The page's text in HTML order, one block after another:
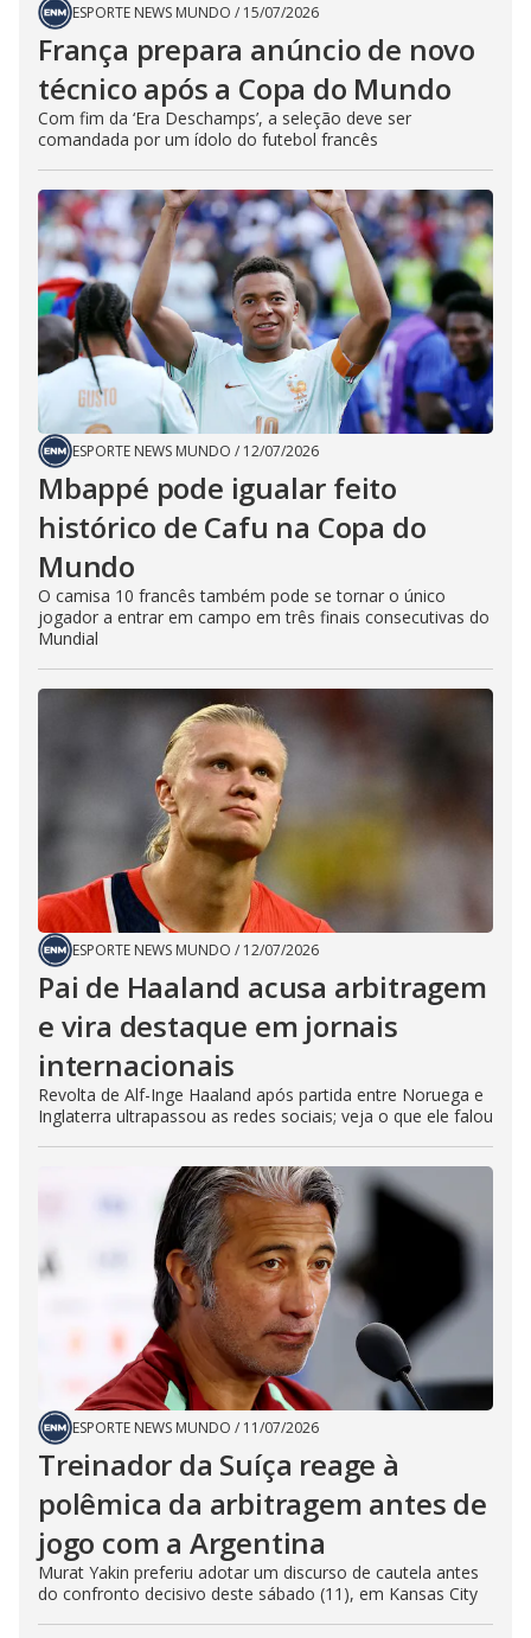
ESPORTE NEWS MUNDO / 15/07/2026
França prepara anúncio de novo
técnico após a Copa do Mundo
Com fim da ‘Era Deschamps’, a seleção deve ser
comandada por um ídolo do futebol francês
ESPORTE NEWS MUNDO / 12/07/2026
Mbappé pode igualar feito
histórico de Cafu na Copa do
Mundo
O camisa 10 francês também pode se tornar o único
jogador a entrar em campo em três finais consecutivas do
Mundial
ESPORTE NEWS MUNDO / 12/07/2026
Pai de Haaland acusa arbitragem
e vira destaque em jornais
internacionais
Revolta de Alf-Inge Haaland após partida entre Noruega e
Inglaterra ultrapassou as redes sociais; veja o que ele falou
ESPORTE NEWS MUNDO / 11/07/2026
Treinador da Suíça reage à
polêmica da arbitragem antes de
jogo com a Argentina
Murat Yakin preferiu adotar um discurso de cautela antes
do confronto decisivo deste sábado (11), em Kansas City